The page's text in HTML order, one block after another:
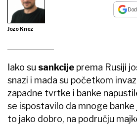
Jozo Knez
Iako su sankcije prema Rusiji
snazi i mada su početkom
zapadne tvrtke i banke
se ispostavilo da mnoge banke
to jako dobro, na području